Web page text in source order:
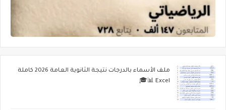
ملف الأسماء بالدرجات نتيجة الثانوية العامة 2026 كاملة
Excel 📊🎓